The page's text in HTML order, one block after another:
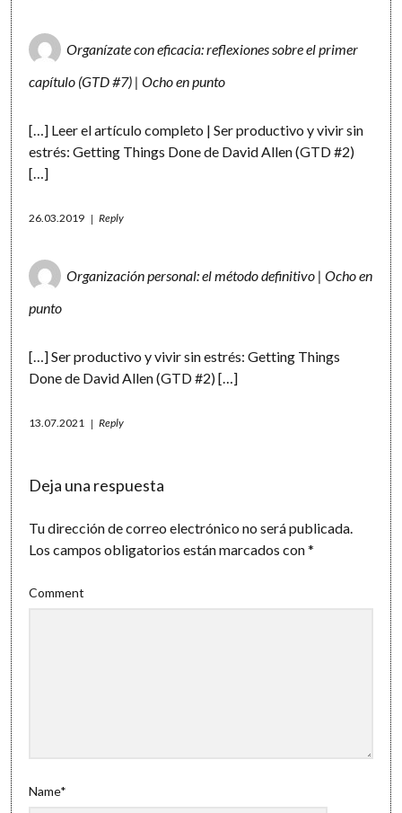
Organízate con eficacia: reflexiones sobre el primer
capítulo (GTD #7) | Ocho en punto
[…] Leer el artículo completo | Ser productivo y vivir sin
estrés: Getting Things Done de David Allen (GTD #2)
[…]
26.03.2019 Reply
Organización personal: el método definitivo | Ocho en
punto
[…] Ser productivo y vivir sin estrés: Getting Things
Done de David Allen (GTD #2) […]
13.07.2021 Reply
Deja una respuesta
Tu dirección de correo electrónico no será publicada.
Los campos obligatorios están marcados con*
Comment
Name*